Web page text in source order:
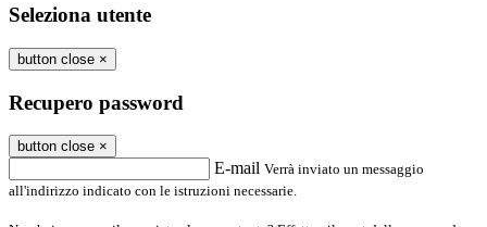
Seleziona utente
button close ×
Recupero password
button close ×
E-mail Verrà inviato un messaggio
all'indirizzo indicato con le istruzioni necessarie.